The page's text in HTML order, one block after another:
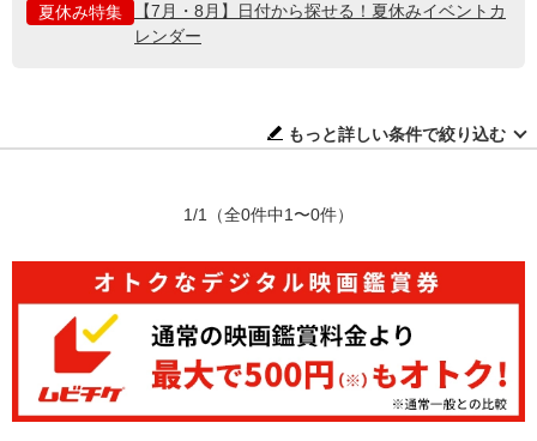
夏休み特集
【7月・8月】日付から探せる！夏休みイベントカ
レンダー
もっと詳しい条件で絞り込む
1/1 （全0件中1〜0件）